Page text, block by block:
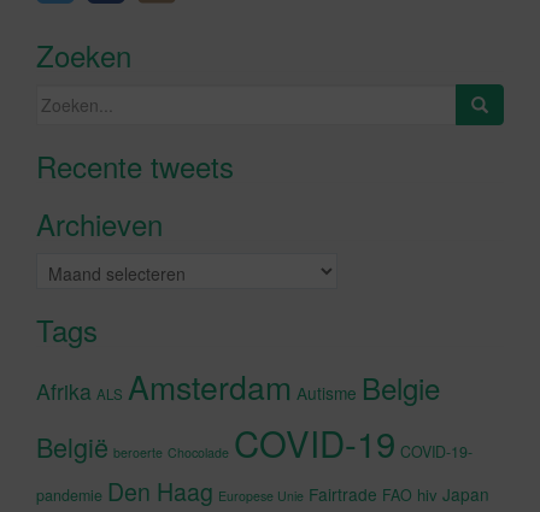
Zoeken
Zoeken
Recente tweetsKlik om marketing cookies te
Archieven
Archieven
Tags
Afrika ALS Amsterdam Autisme Belgie
België beroerte Chocolade COVID-19 COVID-19-
pandemie Den Haag Europese Unie Fairtrade FAO hiv Japan